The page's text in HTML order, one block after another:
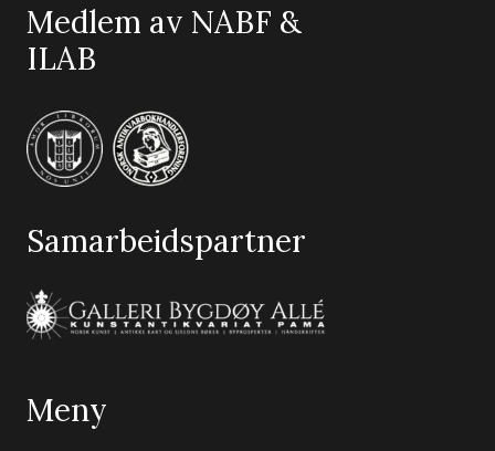
Medlem av NABF &
ILAB
Samarbeidspartner
Meny